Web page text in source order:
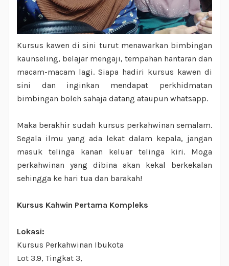
Kursus kawen di sini turut menawarkan bimbingan
kaunseling, belajar mengaji, tempahan hantaran dan
macam-macam lagi. Siapa hadiri kursus kawen di
sini dan inginkan mendapat perkhidmatan
bimbingan boleh sahaja datang ataupun whatsapp.
Maka berakhir sudah kursus perkahwinan semalam.
Segala ilmu yang ada lekat dalam kepala, jangan
masuk telinga kanan keluar telinga kiri. Moga
perkahwinan yang dibina akan kekal berkekalan
sehingga ke hari tua dan barakah!
Kursus Kahwin Pertama Kompleks
Lokasi:
Kursus Perkahwinan Ibukota
Lot 3.9, Tingkat 3,